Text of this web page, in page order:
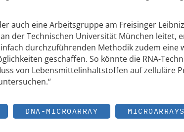
auch eine Arbeitsgruppe am Freisinger
der Technischen Universität München leitet,
durchzuführenden Methodik zudem eine
geschaffen. So könnte die RNA-
von Lebensmittelinhaltstoffen auf zelluläre
DNA-MICROARRAY MICROARRAYS